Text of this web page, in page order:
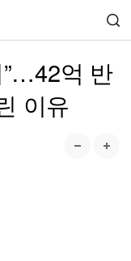
”…42억 반
이유